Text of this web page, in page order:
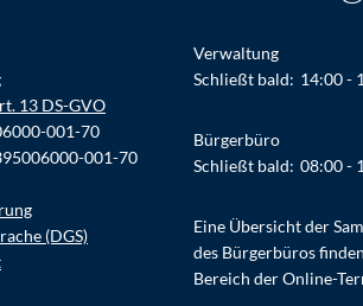
13 DS-GVO
001-70
001-70
(DGS)
Verwaltung
Klicken, um weitere
Schließt bald: 14:00-
Bürgerbüro
Klicken, um weitere
Schließt bald: 08:00-
Eine Übersicht der
des Bürgerbüros
Bereich der Online-